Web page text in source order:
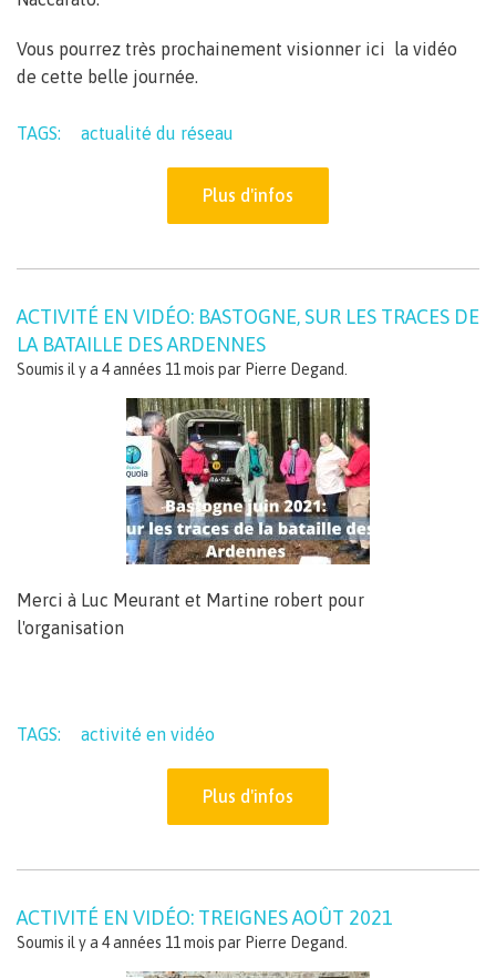
Vous pourrez très prochainement visionner ici la vidéo
de cette belle journée.
TAGS: actualité du réseau
Plus d'infos
ACTIVITÉ EN VIDÉO: BASTOGNE, SUR LES TRACES DE
LA BATAILLE DES ARDENNES
Soumis il y a 4 années 11 mois par Pierre Degand
Merci à Luc Meurant et Martine robert pour
l'organisation
TAGS: activité en vidéo
Plus d'infos
ACTIVITÉ EN VIDÉO: TREIGNES AOÛT 2021
Soumis il y a 4 années 11 mois par Pierre Degand